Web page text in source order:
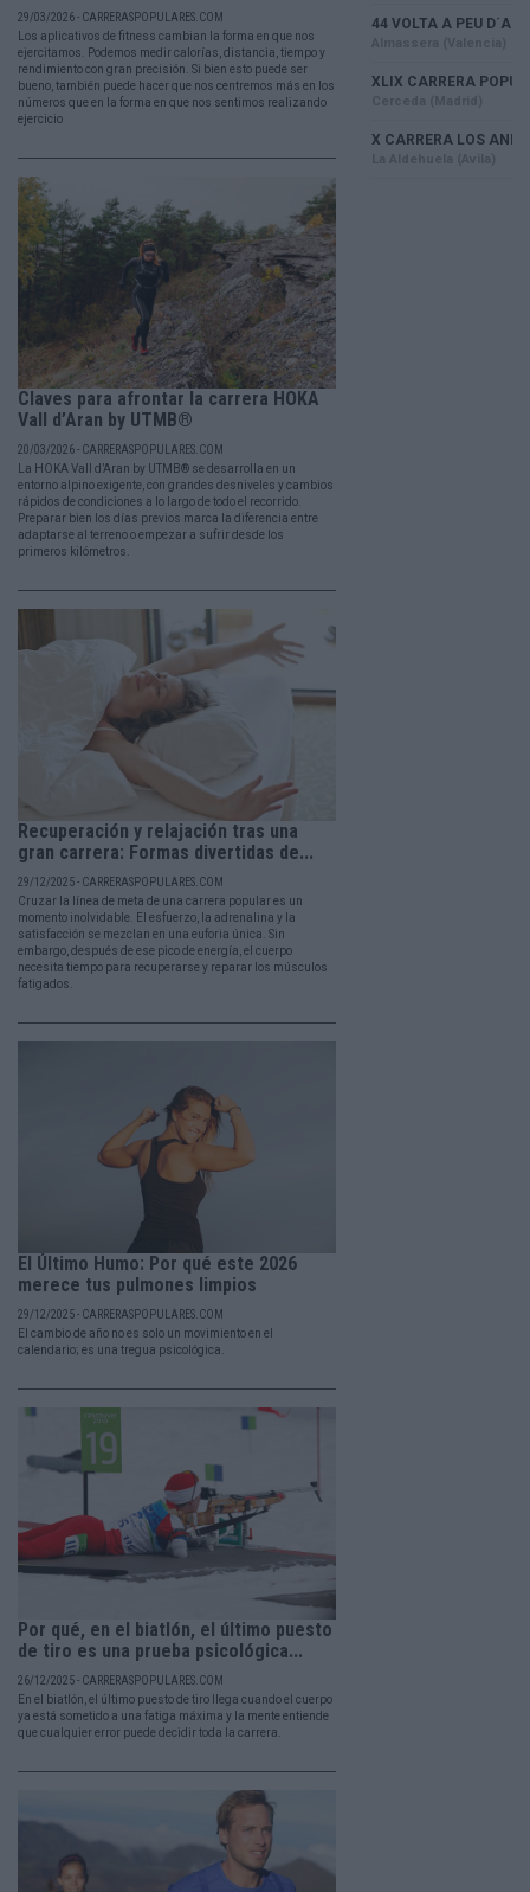
29/03/2026 - CARRERASPOPULARES.COM
Los aplicativos de fitness cambian la forma en que nos
ejercitamos. Podemos medir calorías, distancia, tiempo y
rendimiento con gran precisión. Si bien esto puede ser
bueno, también puede hacer que nos centremos más en los
números que en la forma en que nos sentimos realizando
ejercicio
Claves para afrontar la carrera HOKA
Vall d’Aran by UTMB®
20/03/2026 - CARRERASPOPULARES.COM
La HOKA Vall d’Aran by UTMB® se desarrolla en un
entorno alpino exigente, con grandes desniveles y cambios
rápidos de condiciones a lo largo de todo el recorrido.
Preparar bien los días previos marca la diferencia entre
adaptarse al terreno o empezar a sufrir desde los
primeros kilómetros.
Recuperación y relajación tras una
gran carrera: Formas divertidas de...
29/12/2025 - CARRERASPOPULARES.COM
Cruzar la línea de meta de una carrera popular es un
momento inolvidable. El esfuerzo, la adrenalina y la
satisfacción se mezclan en una euforia única. Sin
embargo, después de ese pico de energía, el cuerpo
necesita tiempo para recuperarse y reparar los músculos
fatigados.
El Último Humo: Por qué este 2026
merece tus pulmones limpios
29/12/2025 - CARRERASPOPULARES.COM
El cambio de año no es solo un movimiento en el
calendario; es una tregua psicológica.
Por qué, en el biatlón, el último puesto
de tiro es una prueba psicológica...
26/12/2025 - CARRERASPOPULARES.COM
En el biatlón, el último puesto de tiro llega cuando el cuerpo
ya está sometido a una fatiga máxima y la mente entiende
que cualquier error puede decidir toda la carrera.